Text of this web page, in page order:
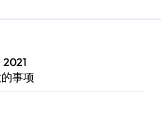
2021
事项